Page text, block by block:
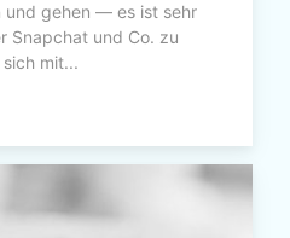
und gehen — es ist sehr
Snapchat und Co. zu
mit...